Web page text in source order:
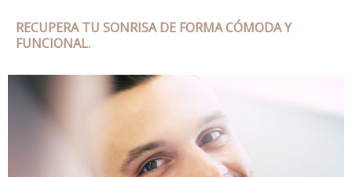
RECUPERA TU SONRISA DE FORMA CÓMODA Y
FUNCIONAL.